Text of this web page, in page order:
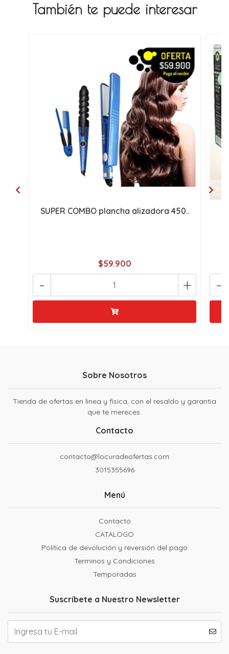
También te puede interesar
SUPER COMBO plancha alizadora 450..
$59.900
+
- -
Sobre Nosotros
Tienda de ofertas en linea y fisica, con el resaldo y garantia
que te mereces.
Contacto
contacto@locuradeofertas.com
3015355696
Menú
Contacto
CATALOGO
Política de devolución y reversión del pago
Terminos y Condiciones
Temporadas
Suscríbete a Nuestro Newsletter